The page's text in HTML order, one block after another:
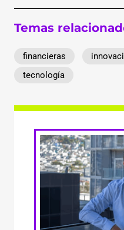
Temas
financieras
tecnología